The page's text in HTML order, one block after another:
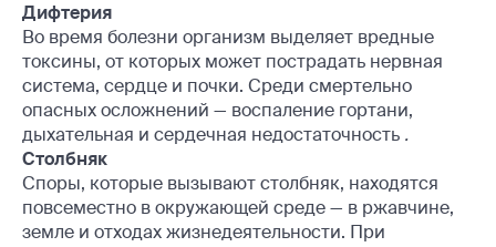
Дифтерия
Во время болезни организм выделяет вредные
токсины, от которых может пострадать нервная
система, сердце и почки. Среди смертельно
опасных осложнений — воспаление гортани,
дыхательная и сердечная недостаточность .
Столбняк
Споры, которые вызывают столбняк, находятся
повсеместно в окружающей среде — в ржавчине,
земле и отходах жизнедеятельности. При